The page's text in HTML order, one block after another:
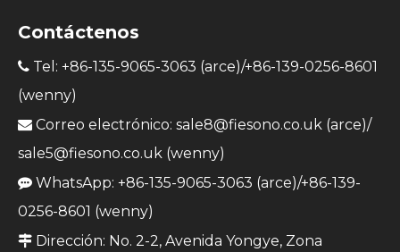
Contáctenos
 Tel: +86-135-9065-3063 (arce)/+86-139-0256-8601
(wenny)
 Correo electrónico: sale8@fiesono.co.uk (arce)/
sale5@fiesono.co.uk (wenny)
 WhatsApp: +86-135-9065-3063 (arce)/+86-139-
0256-8601 (wenny)
 Dirección: No. 2-2, Avenida Yongye, Zona